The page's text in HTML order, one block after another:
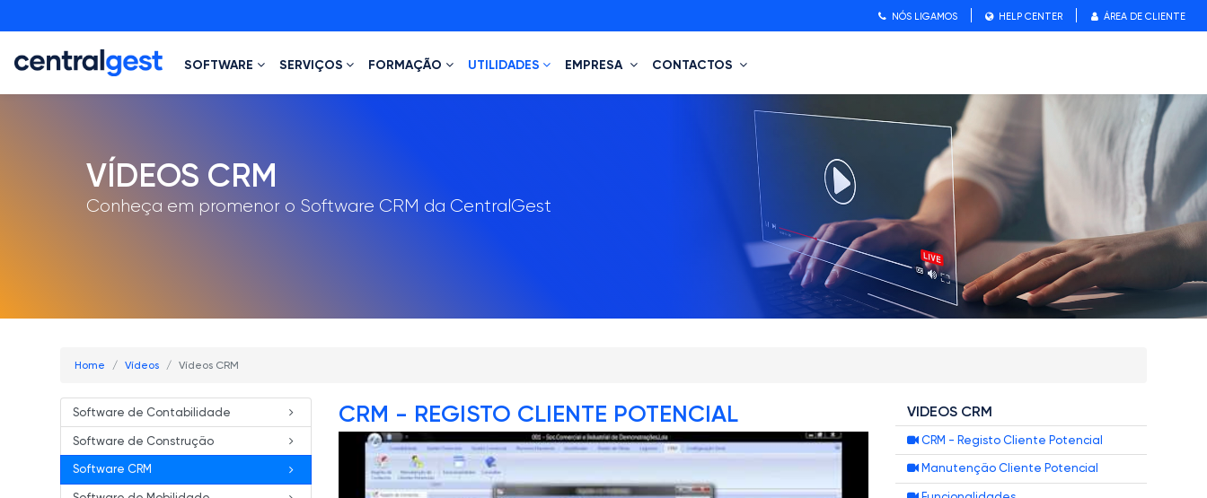
NÓS LIGAMOS HELP CENTER ÁREA DE CLIENTE
SOFTWARE SERVIÇOS FORMAÇÃO UTILIDADES EMPRESA CONTACTOS
VÍDEOS CRM
Conheça em promenor o Software CRM da CentralGest
Home Vídeos Vídeos CRM
Software de Contabilidade
Software de Construção
Software CRM
CRM - REGISTO CLIENTE POTENCIAL VIDEOS CRM
CRM - Registo Cliente Potencial
Manutenção Cliente Potencial